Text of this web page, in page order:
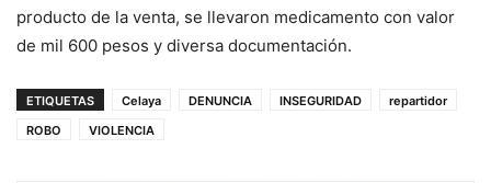
producto de la venta, se llevaron medicamento con valor
de mil 600 pesos y diversa documentación.
ETIQUETAS Celaya DENUNCIA INSEGURIDAD
repartidor
ROBO
VIOLENCIA